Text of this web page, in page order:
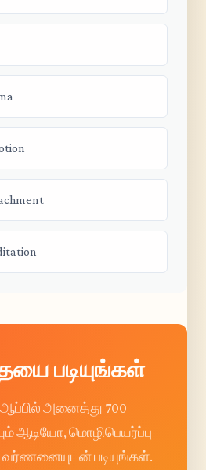
படியுங்கள்
அனைத்து 700
ஆடியோ, மொழிபெயர்ப்பு
வர்ணனையுடன் படியுங்கள்.